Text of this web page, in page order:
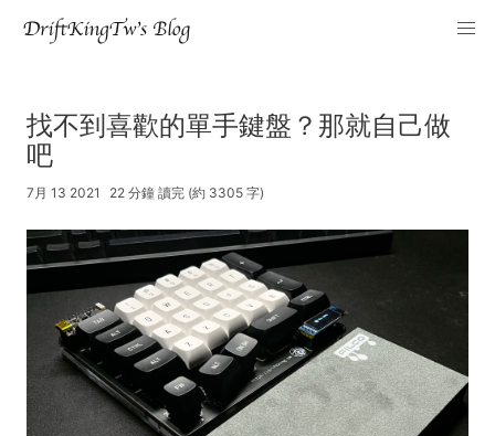
找不到喜歡的單手鍵盤？那就自己做
吧
7月 13 2021 22 分鐘 讀完 (約 3305 字)